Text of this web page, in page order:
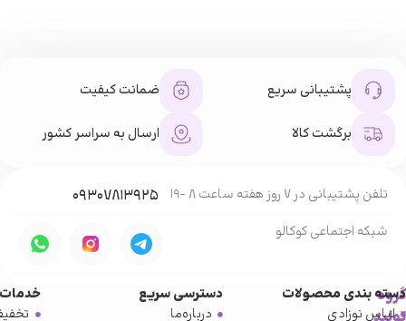
پشتیبانی سریع ضمانت کیفیت
برگشت کالا ارسال به سراسر کشور
گروه
دسته بندی محصولات
لباس نوزادی
دسترسی سریع
درباره‌ما
تلفن پشتیبانی در 7 روز هفته ساعت 8 -19 ۰۹۳۰۷۸۱۳۹۲۵
شبکه‌ اجتماعی کوکالو